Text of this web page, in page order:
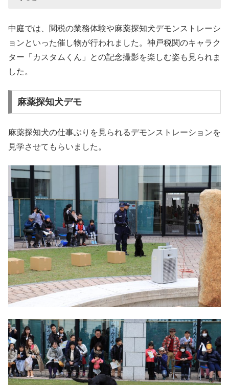
中庭では、関税の業務体験や麻薬探知犬デモンストレーシ
ョンといった催し物が行われました。神戸税関のキャラク
ター「カスタムくん」との記念撮影を楽しむ姿も見られま
した。
麻薬探知犬デモ
麻薬探知犬の仕事ぶりを見られるデモンストレーションを
見学させてもらいました。